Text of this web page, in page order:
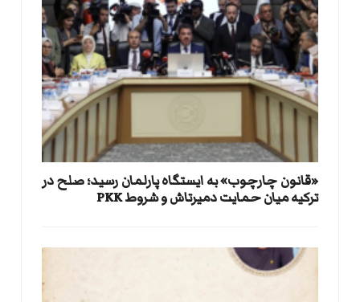
«قانون چارچوب» به ایستگاه پارلمان رسید؛ صلح در
ترکیه میان حمایت دمیرتاش و شروط PKK